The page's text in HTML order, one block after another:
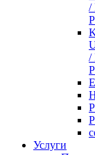
/
/
Услуги